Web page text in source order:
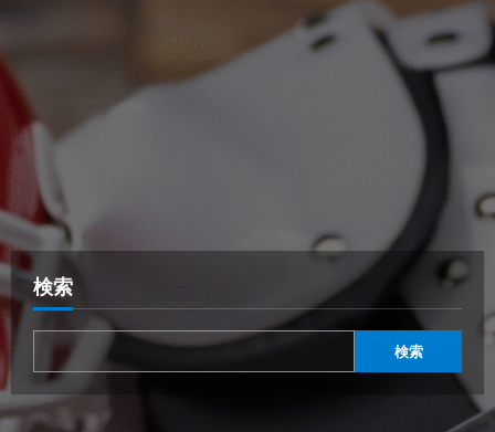
検索
検索